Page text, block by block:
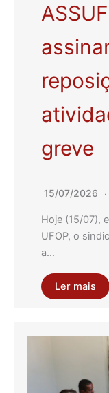
greve
15/07/2026
Hoje (15/07),
UFOP, o
a…
Ler mais